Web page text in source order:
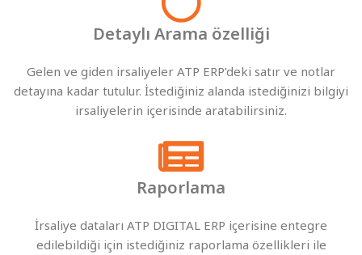
Detaylı Arama özelliği
Gelen ve giden irsaliyeler ATP ERP’deki satır ve notlar
detayına kadar tutulur. İstediğiniz alanda istediğinizi bilgiyi
irsaliyelerin içerisinde aratabilirsiniz.
Raporlama
İrsaliye dataları ATP DIGITAL ERP içerisine entegre
edilebildiği için istediğiniz raporlama özellikleri ile